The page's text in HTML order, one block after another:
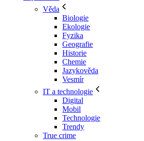
Věda
Biologie
Ekologie
Fyzika
Geografie
Historie
Chemie
Jazykověda
Vesmír
IT a technologie
Digital
Mobil
Technologie
Trendy
True crime